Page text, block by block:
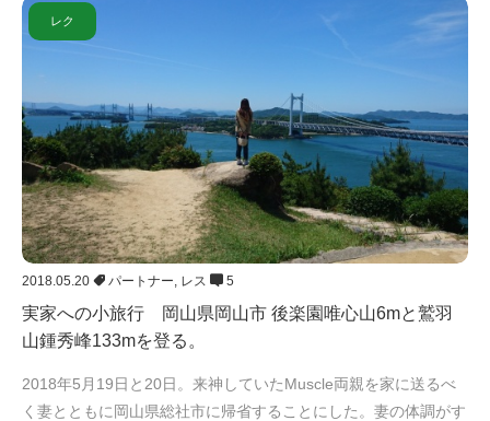
レク
2018.05.20 パートナー, レス 5
実家への小旅行 岡山県岡山市 後楽園唯心山6mと鷲羽
山鍾秀峰133mを登る。
2018年5月19日と20日。来神していたMuscle両親を家に送るべ
く妻とともに岡山県総社市に帰省することにした。妻の体調がす